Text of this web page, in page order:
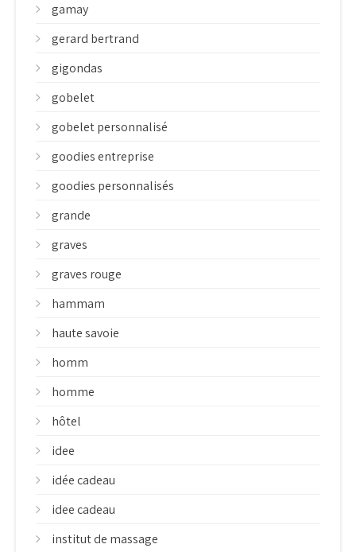
gamay
gerard bertrand
gigondas
gobelet
gobelet personnalisé
goodies entreprise
goodies personnalisés
grande
graves
graves rouge
hammam
haute savoie
homm
homme
hôtel
idee
idée cadeau
idee cadeau
institut de massage